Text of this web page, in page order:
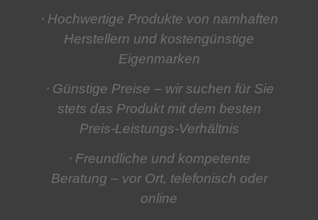
⋅ Hochwertige Produkte von namhaften
Herstellern und kostengünstige
Eigenmarken
⋅ Günstige Preise – wir suchen für Sie
stets das Produkt mit dem besten
Preis-Leistungs-Verhältnis
⋅ Freundliche und kompetente
Beratung – vor Ort, telefonisch oder
online